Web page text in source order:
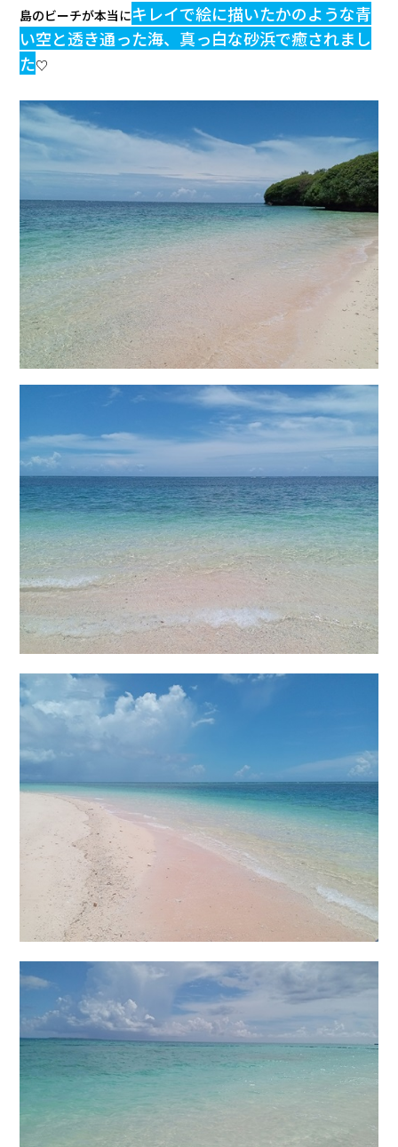
島のビーチが本当にキレイで絵に描いたかのような青
い空と透き通った海、真っ白な砂浜で癒されまし
た♡